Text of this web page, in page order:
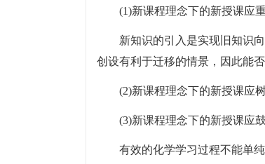
(1)新课程理念下的新授课应
新知识的引入是实现旧知识
创设有利于迁移的情景，因此能
(2)新课程理念下的新授课应
(3)新课程理念下的新授课应
有效的化学学习过程不能单